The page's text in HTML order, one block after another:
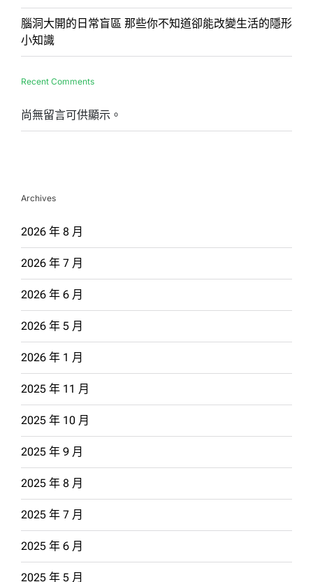
腦洞大開的日常盲區 那些你不知道卻能改變生活的隱形
小知識
Recent Comments
尚無留言可供顯示。
Archives
2026 年 8 月
2026 年 7 月
2026 年 6 月
2026 年 5 月
2026 年 1 月
2025 年 11 月
2025 年 10 月
2025 年 9 月
2025 年 8 月
2025 年 7 月
2025 年 6 月
2025 年 5 月